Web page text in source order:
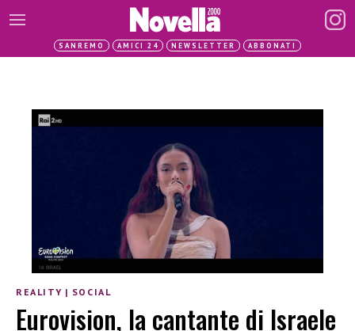
SANREMO AMICI 24 NEWSLETTER ABBONATI
REALITY | SOCIAL
Eurovision, la cantante di Israele